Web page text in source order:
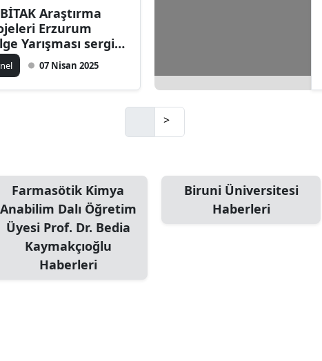
Kastamonu
Kayseri
Araştırma
Erzurum
Yarışması sergisi
açıldı
07 Nisan 2025
>
Farmasötik Kimya
Anabilim Dalı Öğretim
Üyesi Prof. Dr. Bedia
Kaymakçıoğlu
Haberleri
Biruni Üniversitesi
Haberleri